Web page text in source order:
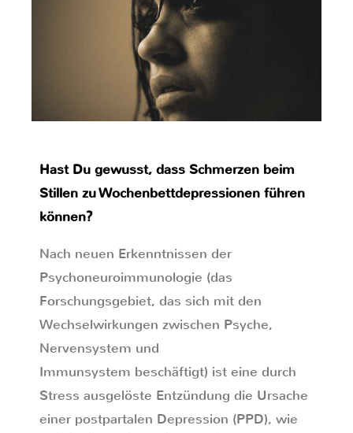
Hast Du gewusst, dass Schmerzen beim
Stillen zu Wochenbettdepressionen führen
können?
Nach neuen Erkenntnissen der
Psychoneuroimmunologie (das
Forschungsgebiet, das sich mit den
Wechselwirkungen zwischen Psyche,
Nervensystem und
Immunsystem beschäftigt) ist eine durch
Stress ausgelöste Entzündung die Ursache
einer postpartalen Depression (PPD), wie